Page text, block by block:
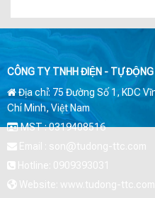
CÔNG TY TNHH ĐIỆN - TỰ
Địa chỉ: 75 Đường Số 1, KDC
Chí Minh, Việt Nam
MST : 0319408516
Email : son@tudong-ttc.com
Hotline: 0909393031
Website: www.tudong-